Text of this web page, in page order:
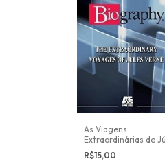
As Viagens
Extraordinárias de
Verne
R$15,00